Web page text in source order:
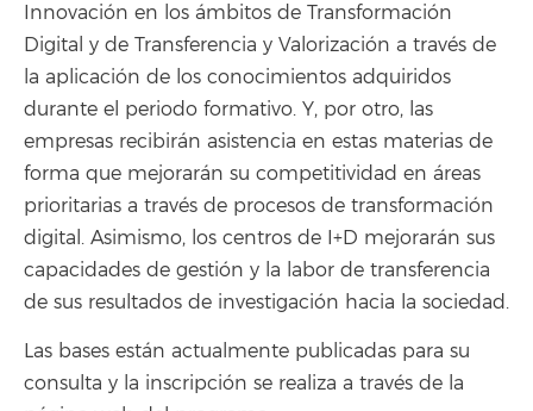
Innovación en los ámbitos de Transformación
Digital y de Transferencia y Valorización a través de
la aplicación de los conocimientos adquiridos
durante el periodo formativo. Y, por otro, las
empresas recibirán asistencia en estas materias de
forma que mejorarán su competitividad en áreas
prioritarias a través de procesos de transformación
digital. Asimismo, los centros de I+D mejorarán sus
capacidades de gestión y la labor de transferencia
de sus resultados de investigación hacia la sociedad.
Las bases están actualmente publicadas para su
consulta y la inscripción se realiza a través de la